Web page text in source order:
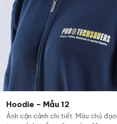
Hoodie – Mẫu 12
Ảnh cận cảnh chi tiết. Màu chủ đạo